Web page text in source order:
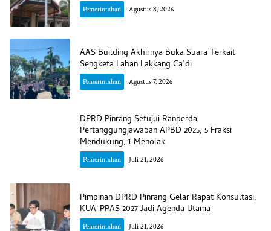
Pemerintahan Agustus 8, 2026
AAS Building Akhirnya Buka Suara Terkait
Sengketa Lahan Lakkang Ca’di
Pemerintahan Agustus 7, 2026
DPRD Pinrang Setujui Ranperda
Pertanggungjawaban APBD 2025, 5 Fraksi
Mendukung, 1 Menolak
Pemerintahan Juli 21, 2026
Pimpinan DPRD Pinrang Gelar Rapat Konsultasi,
KUA-PPAS 2027 Jadi Agenda Utama
Pemerintahan Juli 21, 2026